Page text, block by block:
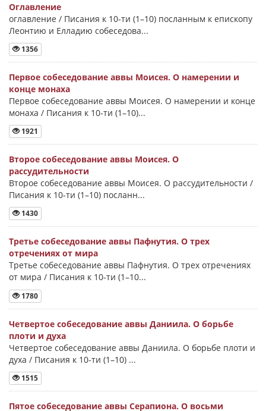
Оглавление
оглавление / Писания к 10-ти (1–10) посланным к епископу
Леонтию и Елладию собеседова...
1356
Первое собеседование аввы Моисея. О намерении и
конце монаха
Первое собеседование аввы Моисея. О намерении и конце
монаха / Писания к 10-ти (1–10)...
1921
Второе собеседование аввы Моисея. О
рассудительности
Второе собеседование аввы Моисея. О рассудительности /
Писания к 10-ти (1–10) посланн...
1430
Третье собеседование аввы Пафнутия. О трех
отречениях от мира
Третье собеседование аввы Пафнутия. О трех отречениях
от мира / Писания к 10-ти (1–10...
1780
Четвертое собеседование аввы Даниила. О борьбе
плоти и духа
Четвертое собеседование аввы Даниила. О борьбе плоти и
духа / Писания к 10-ти (1–10) ...
1515
Пятое собеседование аввы Серапиона. О восьми